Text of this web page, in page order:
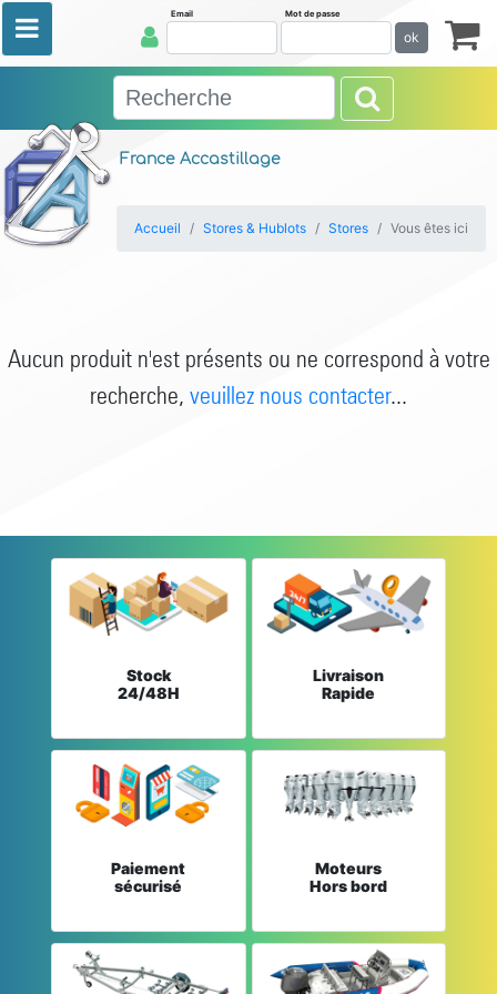
France Accastillage
Email Mot de passe
ok
Accueil Stores & Hublots Stores Vous êtes ici
Aucun produit n'est présents ou ne correspond à votre
recherche, veuillez nous contacter...
Stock
24/48H
Livraison
Rapide
Paiement
sécurisé
Moteurs
Hors bord